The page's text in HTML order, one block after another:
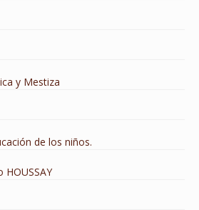
y Mestiza
de los niños.